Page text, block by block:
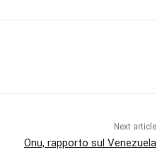
Next article
Onu, rapporto sul Venezuela